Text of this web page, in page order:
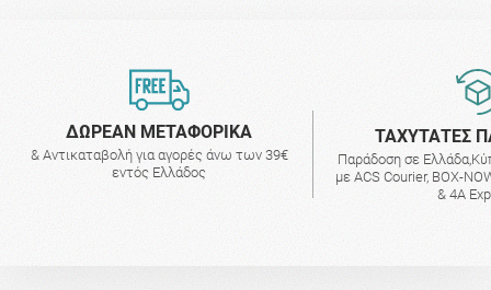
ΔΩΡΕΑΝ ΜΕΤΑΦΟΡΙΚΑ
& Αντικαταβολή για αγορές άνω των 39€
εντός Ελλάδος
ΤΑΧΥΤΑΤΕΣ
Παράδοση σε
με ACS Courier, BOX-
& 4A